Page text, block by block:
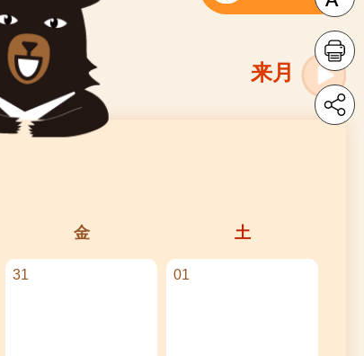
来月
金 土
31 01